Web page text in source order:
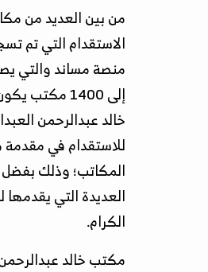
من بين العديد من
الاستقدام التي تم
منصة مساند والتي
إلى 1400
خالد عبدالرحمن
للاستقدام في
المكاتب؛ وذلك بفضل
العديدة التي يقدمها
الكرام.
مكتب خالد